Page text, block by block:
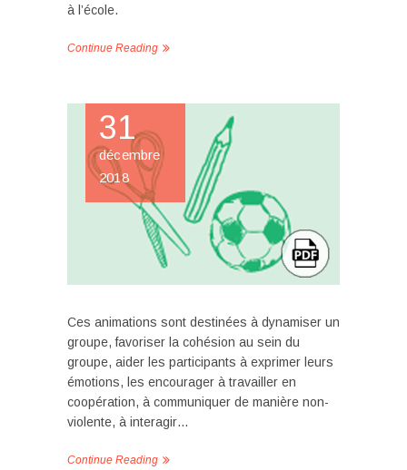
à l’école.
Continue Reading
31
décembre
2018
Ces animations sont destinées à dynamiser un
groupe, favoriser la cohésion au sein du
groupe, aider les participants à exprimer leurs
émotions, les encourager à travailler en
coopération, à communiquer de manière non-
violente, à interagir…
Continue Reading